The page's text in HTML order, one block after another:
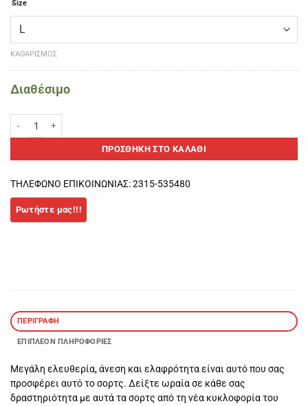
Size
ΚΑΘΑΡΙΣΜΌΣ
Διαθέσιμο
ΠΡΟΣΘΉΚΗ ΣΤΟ ΚΑΛΆΘΙ
ΤΗΛΕΦΩΝΟ ΕΠΙΚΟΙΝΩΝΙΑΣ: 2315-535480
ΠΕΡΙΓΡΑΦΉ
ΕΠΙΠΛΈΟΝ ΠΛΗΡΟΦΟΡΊΕΣ
Μεγάλη ελευθερία, άνεση και ελαφρότητα είναι αυτό που σας
προσφέρει αυτό το σορτς. Δείξτε ωραία σε κάθε σας
δραστηριότητα με αυτά τα σορτς από τη νέα κυκλοφορία του